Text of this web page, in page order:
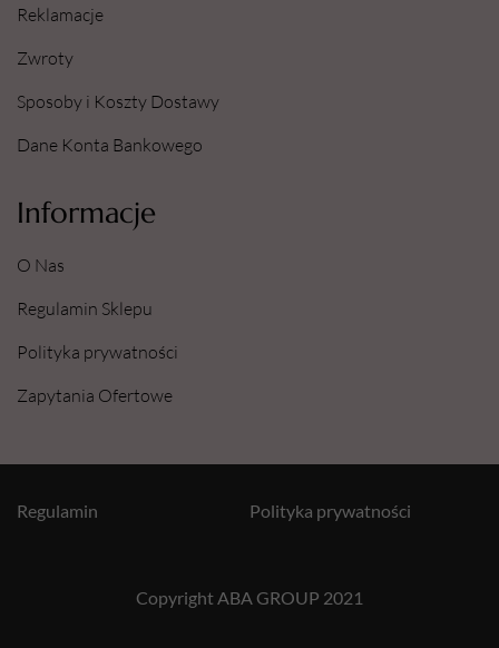
Reklamacje
Zwroty
Sposoby i Koszty Dostawy
Dane Konta Bankowego
Informacje
O Nas
Regulamin Sklepu
Polityka prywatności
Zapytania Ofertowe
Copyright ABA GROUP 2021
Polityka prywatności
Regulamin